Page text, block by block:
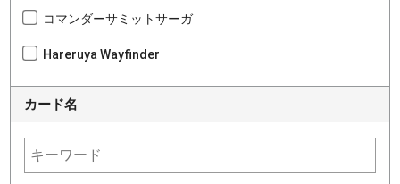
コマンダーサミットサーガ
Hareruya Wayfinder
カード名